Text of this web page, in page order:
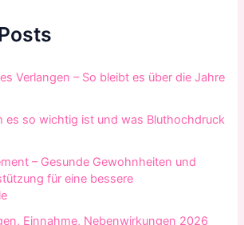
Verlangen – So bleibt es über die Jahre
es so wichtig ist und was Bluthochdruck
– Gesunde Gewohnheiten und
für eine bessere
Einnahme, Nebenwirkungen 2026